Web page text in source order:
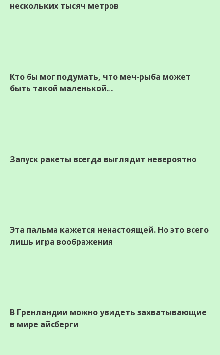
нескольких тысяч метров
Кто бы мог подумать, что меч-рыба может
быть такой маленькой…
Запуск ракеты всегда выглядит невероятно
Эта пальма кажется ненастоящей. Но это всего
лишь игра воображения
В Гренландии можно увидеть захватывающие
в мире айсберги